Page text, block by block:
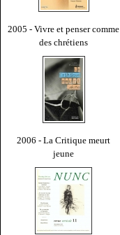
2005 - Vivre et penser comme
des chrétiens
2006 - La Critique meurt
jeune